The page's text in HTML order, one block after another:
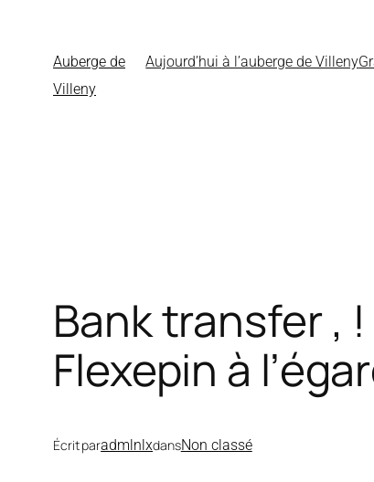
Auberge de
Villeny
Aujourd’hui à l’auberge de Villeny
Bank transfer ,
Flexepin à
Écrit paradmlnlxdansNon classé